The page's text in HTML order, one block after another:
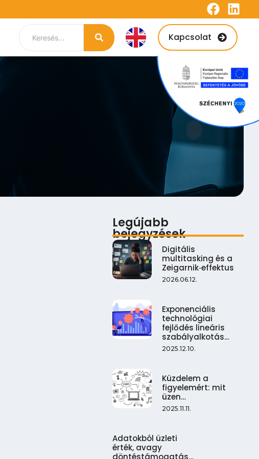
Kapcsolat
Legújabb
bejegyzések
Digitális
multitasking és a
Zeigarnik‑effektus
2026.06.12.
Exponenciális
technológiai
fejlődés lineáris
szabályalkotás…
2025.12.10.
Küzdelem a
figyelemért: mit
üzen…
2025.11.11.
Adatokból üzleti
érték, avagy
döntéstámogatás…